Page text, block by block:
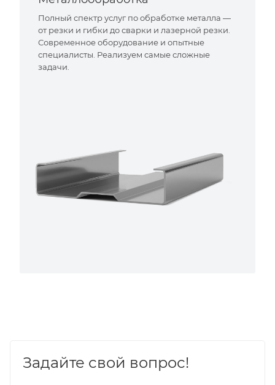
Полный спектр услуг по обработке металла —
от резки и гибки до сварки и лазерной резки.
Современное оборудование и опытные
специалисты. Реализуем самые сложные
задачи.
Задайте свой вопрос!